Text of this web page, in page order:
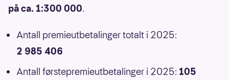
på ca. 1:300 000.
Antall premieutbetalinger totalt i 2025:
2 985 406
Antall førstepremieutbetalinger i 2025: 105